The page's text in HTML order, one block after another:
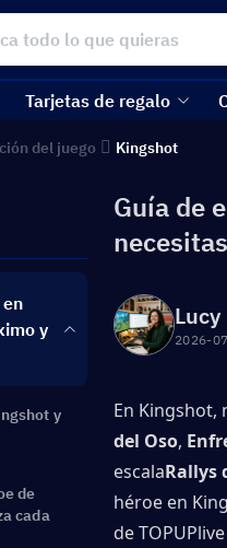
Tarjetas de regalo
del juego Kingshot
en
y
y
de
cada
Guía de
2026-
En Kingshot,
del Oso,
escalaRallys
héroe en
de